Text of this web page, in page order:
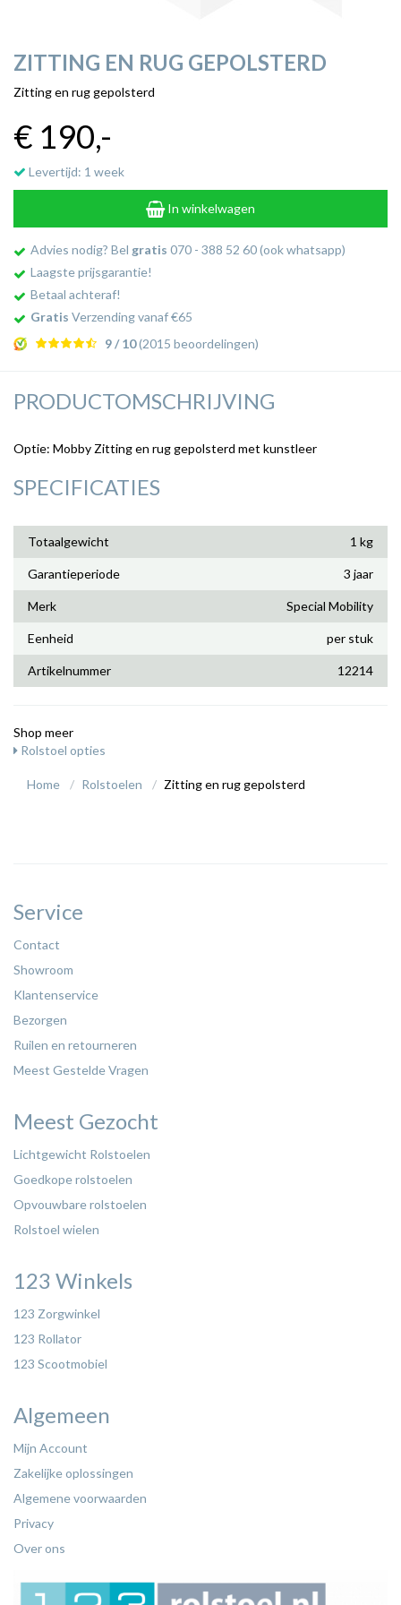
ZITTING EN RUG GEPOLSTERD
Zitting en rug gepolsterd
€ 190,-
Levertijd: 1 week
In winkelwagen
Advies nodig? Bel gratis 070 - 388 52 60 (ook whatsapp)
Laagste prijsgarantie!
Betaal achteraf!
Gratis Verzending vanaf €65
9 / 10(2015 beoordelingen)
PRODUCTOMSCHRIJVING
Optie: Mobby Zitting en rug gepolsterd met kunstleer
SPECIFICATIES
Totaalgewicht 1 kg
Garantieperiode 3 jaar
Merk Special Mobility
Eenheid per stuk
Artikelnummer 12214
Shop meer
Rolstoel opties
Home Rolstoelen Zitting en rug gepolsterd
Service
Contact
Showroom
Klantenservice
Bezorgen
Ruilen en retourneren
Meest Gestelde Vragen
Meest Gezocht
Lichtgewicht Rolstoelen
Goedkope rolstoelen
Opvouwbare rolstoelen
Rolstoel wielen
123 Winkels
123 Zorgwinkel
123 Rollator
123 Scootmobiel
Algemeen
Mijn Account
Zakelijke oplossingen
Algemene voorwaarden
Privacy
Over ons